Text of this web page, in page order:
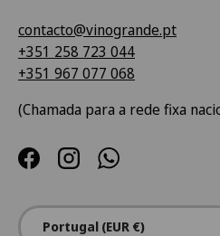
contacto@vinogrande.pt
+351 258 723 044
+351 967 077 068
(Chamada para a rede fixa
FacebookInstagramWhatsApp
País/Região
Portugal (EUR €)